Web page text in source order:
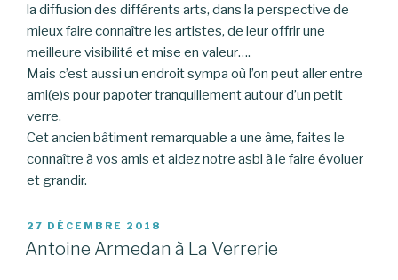
la diffusion des différents arts, dans la perspective de
mieux faire connaître les artistes, de leur offrir une
meilleure visibilité et mise en valeur….
Mais c’est aussi un endroit sympa où l’on peut aller entre
ami(e)s pour papoter tranquillement autour d’un petit
verre.
Cet ancien bâtiment remarquable a une âme, faites le
connaître à vos amis et aidez notre asbl à le faire évoluer
et grandir.
PUBLIÉ
LE
27 DÉCEMBRE 2018
Antoine Armedan à La Verrerie